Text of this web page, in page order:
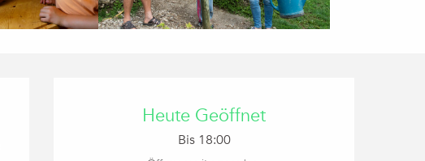
Öffnungszeiten &
Heute Geöffnet
Bis 18:00